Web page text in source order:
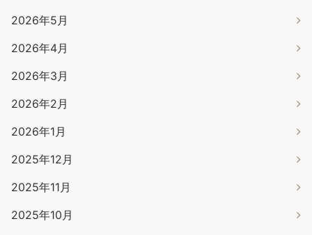
2026年5月
2026年4月
2026年3月
2026年2月
2026年1月
2025年12月
2025年11月
2025年10月